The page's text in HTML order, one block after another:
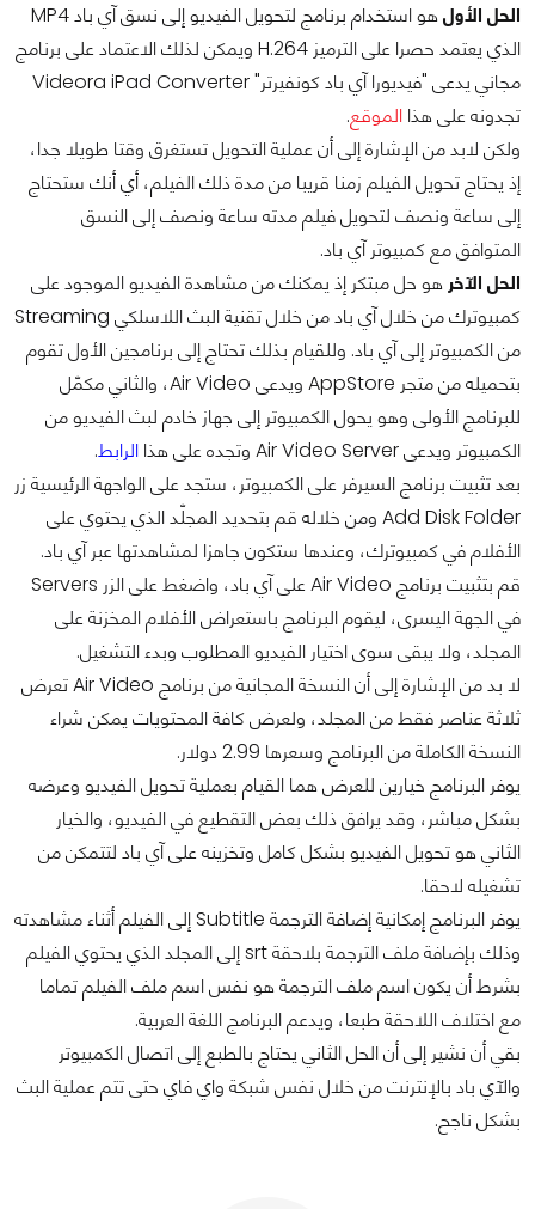
الحل الأول
هو استخدام برنامج لتحويل الفيديو إلى نسق آي باد MP4
الذي يعتمد حصرا على الترميز H.264 ويمكن لذلك الاعتماد على برنامج
مجاني يدعى "فيديورا آي باد كونفيرتر" Videora iPad Converter
تجدونه على هذا الموقع.
ولكن لابد من الإشارة إلى أن عملية التحويل تستغرق وقتا طويلا جدا،
إذ يحتاج تحويل الفيلم زمنا قريبا من مدة ذلك الفيلم، أي أنك ستحتاج
إلى ساعة ونصف لتحويل فيلم مدته ساعة ونصف إلى النسق
المتوافق مع كمبيوتر آي باد.
الحل الآخر هو حل مبتكر إذ يمكنك من مشاهدة الفيديو الموجود على
كمبيوترك من خلال آي باد من خلال تقنية البث اللاسلكي Streaming
من الكمبيوتر إلى آي باد. وللقيام بذلك تحتاج إلى برنامجين الأول تقوم
بتحميله من متجر AppStore ويدعى Air Video، والثاني مكمّل
للبرنامج الأولى وهو يحول الكمبيوتر إلى جهاز خادم لبث الفيديو من
الكمبيوتر ويدعى Air Video Server وتجده على هذا
الرابط.
بعد تثبيت برنامج السيرفر على الكمبيوتر، ستجد على الواجهة الرئيسية زر
Add Disk Folder ومن خلاله قم بتحديد المجلّد الذي يحتوي على
الأفلام في كمبيوترك، وعندها ستكون جاهزا لمشاهدتها عبر آي باد.
قم بتثبيت برنامج Air Video على آي باد، واضغط على الزر Servers
في الجهة اليسرى، ليقوم البرنامج باستعراض الأفلام المخزنة على
المجلد، ولا يبقى سوى اختيار الفيديو المطلوب وبدء التشغيل.
لا بد من الإشارة إلى أن النسخة المجانية من برنامج Air Video تعرض
ثلاثة عناصر فقط من المجلد، ولعرض كافة المحتويات يمكن شراء
النسخة الكاملة من البرنامج وسعرها 2.99 دولار.
يوفر البرنامج خيارين للعرض هما القيام بعملية تحويل الفيديو وعرضه
بشكل مباشر، وقد يرافق ذلك بعض التقطيع في الفيديو، والخيار
الثاني هو تحويل الفيديو بشكل كامل وتخزينه على آي باد لتتمكن من
تشغيله لاحقا.
يوفر البرنامج إمكانية إضافة الترجمة Subtitle إلى الفيلم أثناء مشاهدته
وذلك بإضافة ملف الترجمة بلاحقة srt إلى المجلد الذي يحتوي الفيلم
بشرط أن يكون اسم ملف الترجمة هو نفس اسم ملف الفيلم تماما
مع اختلاف اللاحقة طبعا، ويدعم البرنامج اللغة العربية.
بقي أن نشير إلى أن الحل الثاني يحتاج بالطبع إلى اتصال الكمبيوتر
والآي باد بالإنترنت من خلال نفس شبكة واي فاي حتى تتم عملية البث
بشكل ناجح.